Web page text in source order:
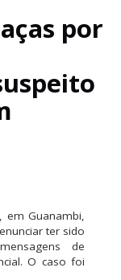
por
em Guanambi,
ter sido
de
O caso foi